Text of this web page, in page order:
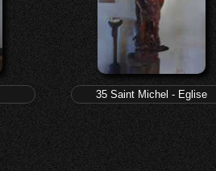
35 Saint Michel - Eglise